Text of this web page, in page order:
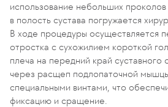
использование небольших
в полость сустава погружается
В ходе процедуры осуществляется
отростка с сухожилием короткой
плеча на передний край суставного
через расщеп подлопаточной
специальными винтами, что
фиксацию и сращение.